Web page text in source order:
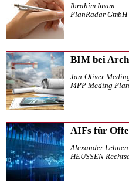
Ibrahim Imam
PlanRadar GmbH
BIM bei
Jan-Oliver
MPP Meding
AIFs für
Alexander Lehnen
HEUSSEN